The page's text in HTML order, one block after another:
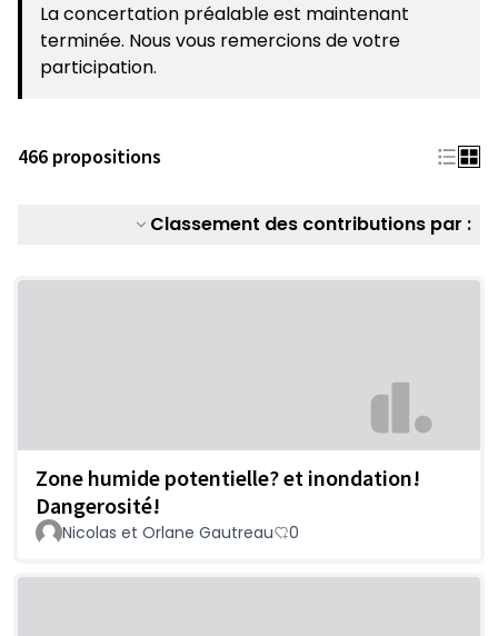
La concertation préalable est maintenant
terminée. Nous vous remercions de votre
participation.
466 propositions
Classement des contributions par :
Zone humide potentielle? et inondation!
Dangerosité!
Nicolas et Orlane Gautreau 0